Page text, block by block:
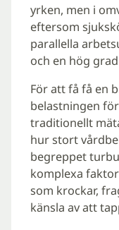
yrken, men i
eftersom
parallella
och en hög
För att få få en
belastningen
traditionellt
hur stort
begreppet
komplexa
som krockar,
känsla av att